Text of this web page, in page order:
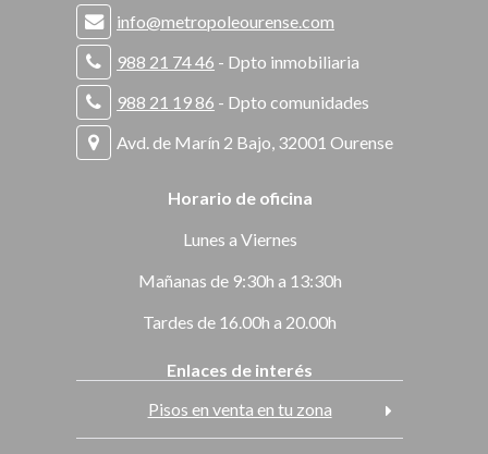
info@metropoleourense.com
988 21 74 46 - Dpto inmobiliaria
988 21 19 86 - Dpto comunidades
Avd. de Marín 2 Bajo, 32001 Ourense
Horario de oficina
Lunes a Viernes
Mañanas de 9:30h a 13:30h
Tardes de 16.00h a 20.00h
Enlaces de interés
Pisos en venta en tu zona